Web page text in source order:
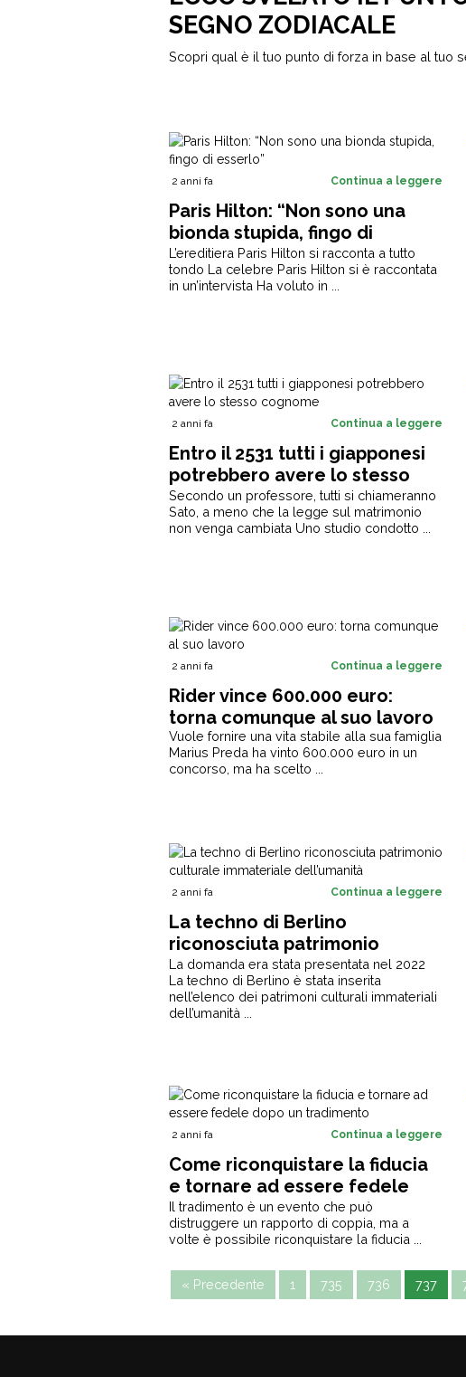
SEGNO ZODIACALE
Scopri qual è il tuo punto di forza in base al tuo
2 anni fa Continua a leggere
Paris Hilton: “Non sono una
bionda stupida, fingo di
esserlo”
L’ereditiera Paris Hilton si racconta a tutto
tondo La celebre Paris Hilton si è raccontata
in un’intervista Ha voluto in ...
2 anni fa Continua a leggere
Entro il 2531 tutti i giapponesi
potrebbero avere lo stesso
cognome
Secondo un professore, tutti si chiameranno
Sato, a meno che la legge sul matrimonio
non venga cambiata Uno studio condotto ...
2 anni fa Continua a leggere
Rider vince 600.000 euro:
torna comunque al suo lavoro
Vuole fornire una vita stabile alla sua famiglia
Marius Preda ha vinto 600.000 euro in un
concorso, ma ha scelto ...
2 anni fa Continua a leggere
La techno di Berlino
riconosciuta patrimonio
culturale immateriale
dell’umanità
La domanda era stata presentata nel 2022
La techno di Berlino è stata inserita
nell’elenco dei patrimoni culturali immateriali
dell’umanità ...
2 anni fa Continua a leggere
Come riconquistare la fiducia
e tornare ad essere fedele
dopo un tradimento
Il tradimento è un evento che può
distruggere un rapporto di coppia, ma a
volte è possibile riconquistare la fiducia ...
« Precedente 1 735 736 737